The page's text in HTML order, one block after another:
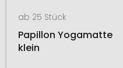
ab 25 Stück
Papillon Yogamatte
klein